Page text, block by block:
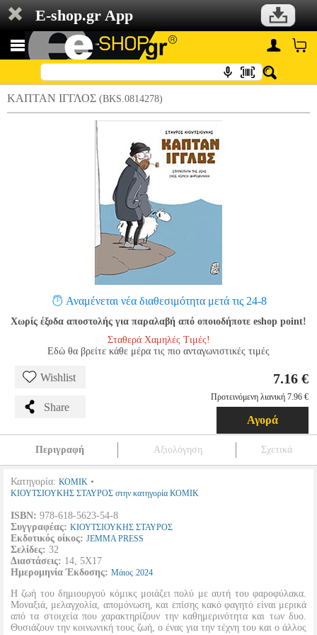
E-shop.gr App
ΚΑΠΤΑΝ ΙΓΓΛΟΣ (BKS.0814278)
Αναμένεται νέα διαθεσιμότητα μετά τις 24-8
Χωρίς έξοδα αποστολής για παραλαβή από οποιοδήποτε eshop point!
Σταθερά Χαμηλές Τιμές!
Εδώ θα βρείτε κάθε μέρα τις πιο ανταγωνιστικές τιμές
Wishlist
Share
7.16 €
Προτεινόμενη λιανική 7.96 €
Αγορά
Περιγραφή Αξιολόγηση Σχετικά
Κατηγορία: ΚΟΜΙΚ •
ΚΙΟΥΤΣΙΟΥΚΗΣ ΣΤΑΥΡΟΣ στην κατηγορία ΚΟΜΙΚ
ISBN: 978-618-5623-54-8
Συγγραφέας: ΚΙΟΥΤΣΙΟΥΚΗΣ ΣΤΑΥΡΟΣ
Εκδοτικός οίκος: JEMMA PRESS
Σελίδες: 32
Διαστάσεις: 14, 5Χ17
Ημερομηνία Έκδοσης: Μάιος 2024
Η ζωή του δημιουργού κόμικς μοιάζει πολύ με αυτή του φαροφύλακα.
Μοναξιά, μελαγχολία, απομόνωση, και επίσης κακό φαγητό είναι μερικά
από τα στοιχεία που χαρακτηρίζουν την καθημερινότητα και των δυο.
Θυσιάζουν την κοινωνική τους ζωή, ο ένας για την τέχνη του και ο άλλος